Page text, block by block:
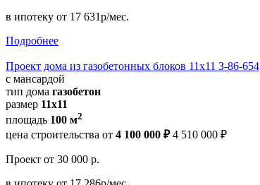
в ипотеку от 17 631р/мес.
Подробнее
Проект дома из газобетонных блоков 11х11 З-86-654
с мансардой
тип дома газобетон
размер 11x11
площадь 100 м2
цена строительства от 4 100 000 ₽ 4 510 000 ₽
Проект от 30 000 р.